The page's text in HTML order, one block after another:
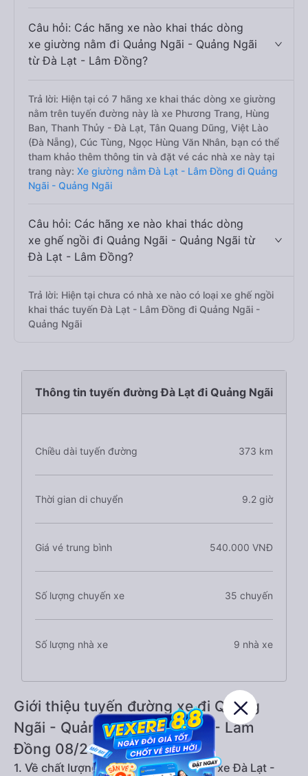
Câu hỏi: Các hãng xe nào khai thác dòng
xe giường nằm đi Quảng Ngãi - Quảng Ngãi
từ Đà Lạt - Lâm Đồng?
Trả lời: Hiện tại có 7 hãng xe khai thác dòng xe giường
nằm trên tuyến đường này là xe Phương Trang, Hùng
Ban, Thanh Thủy - Đà Lạt, Tân Quang Dũng, Việt Lào
(Đà Nẵng), Cúc Tùng, Ngọc Hùng Văn Nhân, bạn có thể
tham khảo thêm thông tin và đặt vé các nhà xe này tại
trang này: Xe giường nằm Đà Lạt - Lâm Đồng đi Quảng
Ngãi - Quảng Ngãi
Câu hỏi: Các hãng xe nào khai thác dòng
xe ghế ngồi đi Quảng Ngãi - Quảng Ngãi từ
Đà Lạt - Lâm Đồng?
Trả lời: Hiện tại chưa có nhà xe nào có loại xe ghế ngồi
khai thác tuyến Đà Lạt - Lâm Đồng đi Quảng Ngãi -
Quảng Ngãi
Thông tin tuyến đường Đà Lạt đi Quảng Ngãi
Chiều dài tuyến đường 373 km
Thời gian di chuyển 9.2 giờ
Giá vé trung bình 540.000 VNĐ
Số lượng chuyến xe 35 chuyến
Số lượng nhà xe 9 nhà xe
Giới thiệu tuyến đường xe đi Quảng
Ngãi - Quảng Ngãi từ Đà Lạt - Lâm
Đồng 08/2026
1. Về chất lượng, review, đánh giá nhà xe Đà Lạt -